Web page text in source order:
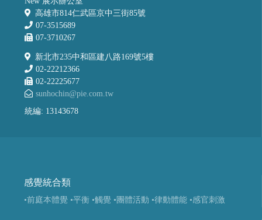
高雄市814仁武區京中三街85號
07-3515689
07-3710267
新北市235中和區建八路169號5樓
02-22212366
02-22225677
sunhochin@pie.com.tw
統編: 13143678
感覺統合類
•前庭本體覺 •平衡 •觸覺 •團體活動 •律動體能 •感官刺激